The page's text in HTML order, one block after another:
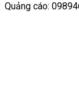
Quảng cáo: